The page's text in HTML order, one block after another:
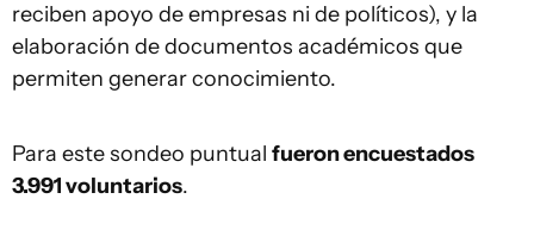
reciben apoyo de empresas ni de políticos), y la
elaboración de documentos académicos que
permiten generar conocimiento.
Para este sondeo puntual fueron encuestados
3.991 voluntarios.